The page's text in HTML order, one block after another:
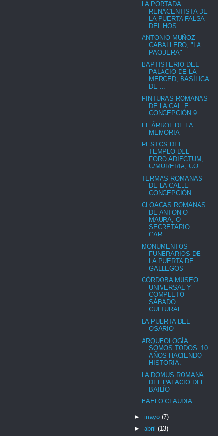
LA PORTADA
RENACENTISTA DE
LA PUERTA FALSA
DEL HOS...
ANTONIO MUÑOZ
CABALLERO, "LA
PAQUERA"
BAPTISTERIO DEL
PALACIO DE LA
MERCED, BASÍLICA
DE ...
PINTURAS ROMANAS
DE LA CALLE
CONCEPCIÓN 9
EL ÁRBOL DE LA
MEMORIA
RESTOS DEL
TEMPLO DEL
FORO ADIECTUM,
C/MORERIA, CO...
TERMAS ROMANAS
DE LA CALLE
CONCEPCIÓN
CLOACAS ROMANAS
DE ANTONIO
MAURA, O
SECRETARIO
CAR...
MONUMENTOS
FUNERARIOS DE
LA PUERTA DE
GALLEGOS
CÓRDOBA MUSEO
UNIVERSAL Y
COMPLETO
SÁBADO
CULTURAL.
LA PUERTA DEL
OSARIO
ARQUEOLOGÍA
SOMOS TODOS. 10
AÑOS HACIENDO
HISTORIA.
LA DOMUS ROMANA
DEL PALACIO DEL
BAILÍO
BAELO CLAUDIA
► mayo (7)
► abril (13)